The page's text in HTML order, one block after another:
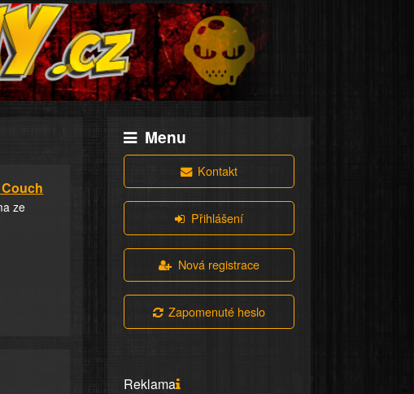
ze
Menu
Kontakt
Přihlášení
Nová registrace
Zapomenuté heslo
Reklama